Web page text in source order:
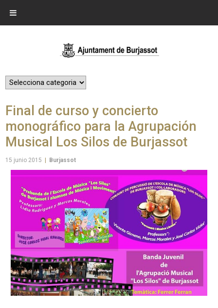
Final de curso y concierto
monográfico para la Agrupación
Musical Los Silos de Burjassot
15 junio 2015 Burjassot